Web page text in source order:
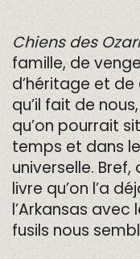
Chiens des
famille, de
d’héritage et
qu’il fait de
qu’on pourrait
temps et dans
universelle.
livre qu’on l’a
l’Arkansas
fusils nous